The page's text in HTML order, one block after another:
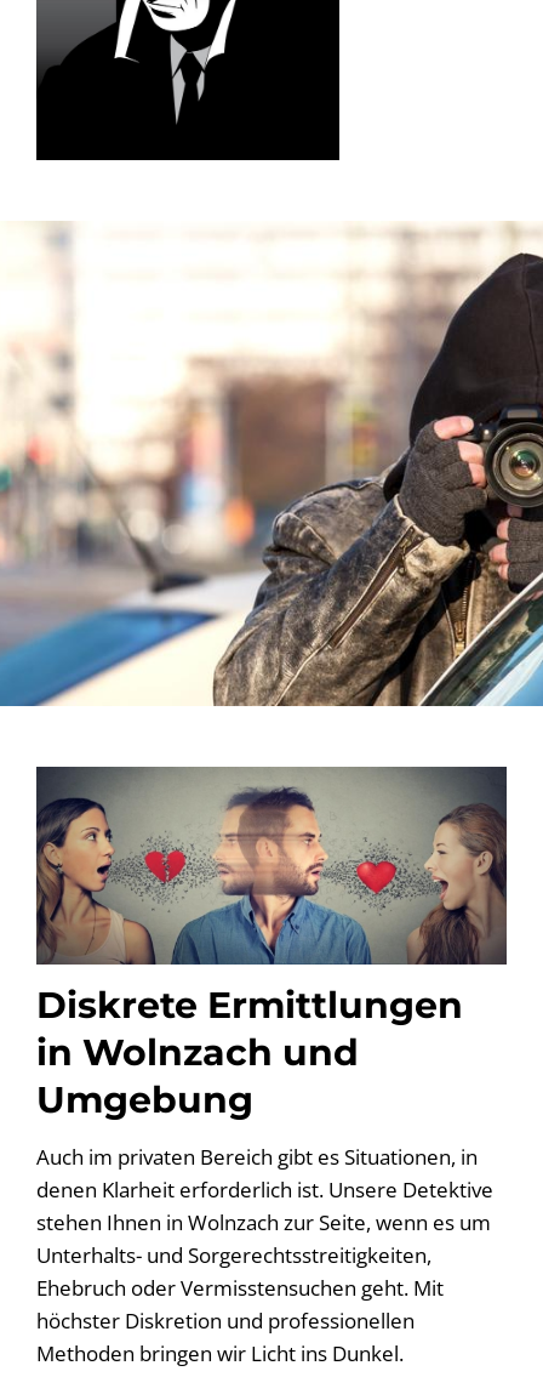
Diskrete Ermittlungen
in Wolnzach und
Umgebung
Auch im privaten Bereich gibt es Situationen, in
denen Klarheit erforderlich ist. Unsere Detektive
stehen Ihnen in Wolnzach zur Seite, wenn es um
Unterhalts- und Sorgerechtsstreitigkeiten,
Ehebruch oder Vermisstensuchen geht. Mit
höchster Diskretion und professionellen
Methoden bringen wir Licht ins Dunkel.